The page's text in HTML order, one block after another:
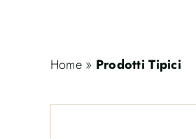
Home » Prodotti Tipici